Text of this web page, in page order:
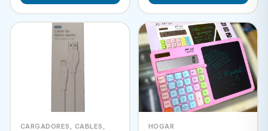
CARGADORES, CABLES,
HOGAR